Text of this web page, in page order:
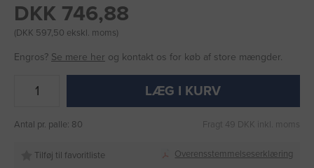
DKK 746,88
(DKK 597,50 ekskl. moms)
Engros? Se mere her og kontakt os for køb af store mængder.
LÆG I KURV
Antal pr. palle: 80 Fragt 49 DKK inkl. moms
Tilføj til favoritliste
Overensstemmelseserklæring